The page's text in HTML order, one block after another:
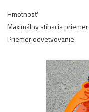
Hmotnosť
Maximálny stínacia priemer
Priemer odvetvovanie